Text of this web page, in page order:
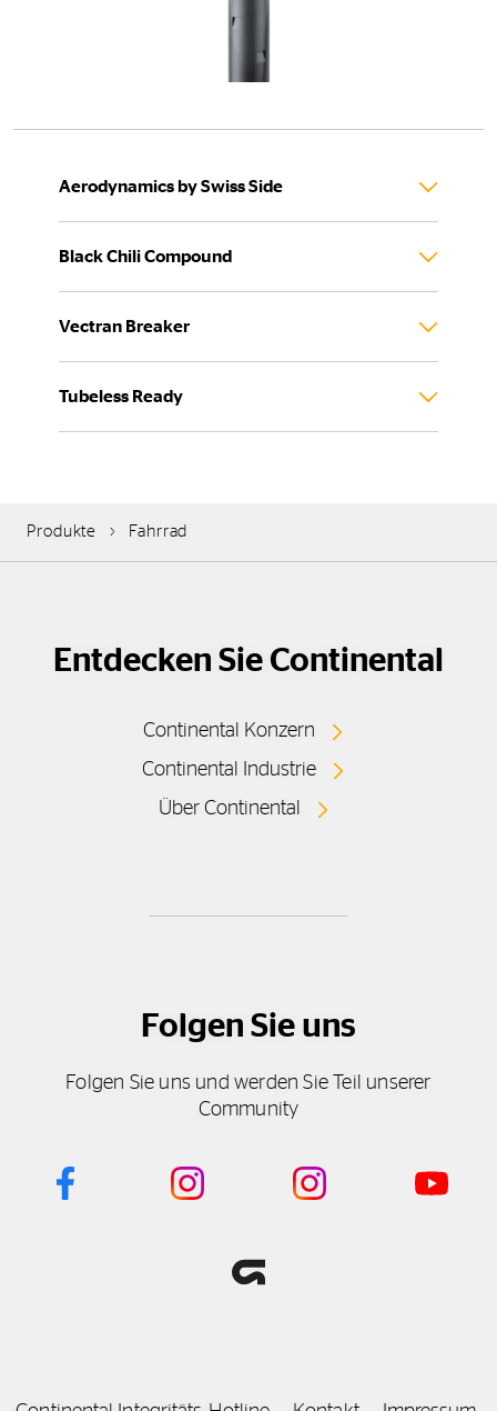
Aerodynamics by Swiss Side
Black Chili Compound
Vectran Breaker
Tubeless Ready
Produkte Fahrrad
Entdecken Sie Continental
Continental Konzern
Continental Industrie
Über Continental
Folgen Sie uns
Folgen Sie uns und werden Sie Teil unserer
Community